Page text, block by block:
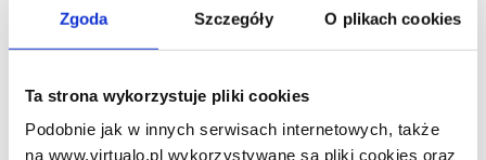
Zgoda Szczegóły O plikach cookies
Ta strona wykorzystuje pliki cookies
Podobnie jak w innych serwisach internetowych, także
na www.virtualo.pl wykorzystywane są pliki cookies oraz
Na stronie